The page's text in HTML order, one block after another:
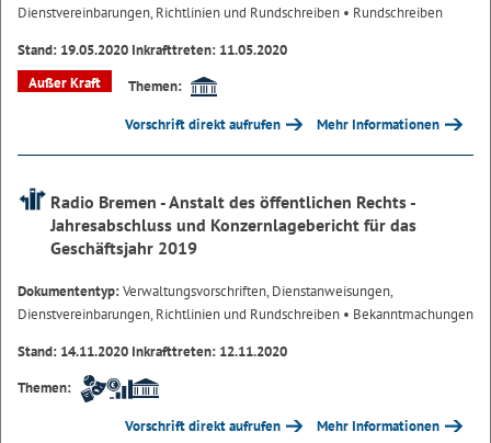
Dienstvereinbarungen, Richtlinien und Rundschreiben • Rundschreiben
Stand: 19.05.2020 Inkrafttreten: 11.05.2020
Außer Kraft
Themen:
Vorschrift direkt aufrufen Mehr Informationen
Radio Bremen - Anstalt des öffentlichen Rechts -
Jahresabschluss und Konzernlagebericht für das
Geschäftsjahr 2019
Dokumententyp:Verwaltungsvorschriften, Dienstanweisungen,
Dienstvereinbarungen, Richtlinien und Rundschreiben • Bekanntmachungen
Stand: 14.11.2020 Inkrafttreten: 12.11.2020
Themen:
Vorschrift direkt aufrufen Mehr Informationen